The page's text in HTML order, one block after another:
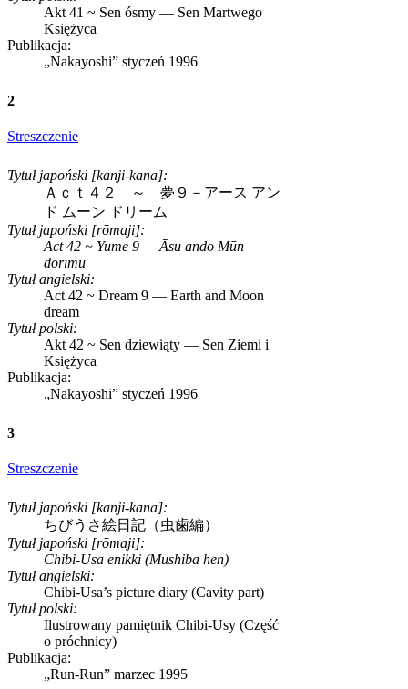
Akt 41 ~ Sen ósmy — Sen Martwego
Księżyca
Publikacja:
„Nakayoshi” styczeń 1996
2
Streszczenie
Tytuł japoński [kanji-kana]:
Ａｃｔ４２ ～ 夢９－アース アン
ド ムーン ドリーム
Tytuł japoński [rōmaji]:
Act 42 ~ Yume 9 — Āsu ando Mūn
dorīmu
Tytuł angielski:
Act 42 ~ Dream 9 — Earth and Moon
dream
Tytuł polski:
Akt 42 ~ Sen dziewiąty — Sen Ziemi i
Księżyca
Publikacja:
„Nakayoshi” styczeń 1996
3
Streszczenie
Tytuł japoński [kanji-kana]:
ちびうさ絵日記（虫歯編）
Tytuł japoński [rōmaji]:
Chibi-Usa enikki (Mushiba hen)
Tytuł angielski:
Chibi-Usa’s picture diary (Cavity part)
Tytuł polski:
Ilustrowany pamiętnik Chibi-Usy (Część
o próchnicy)
Publikacja:
„Run-Run” marzec 1995